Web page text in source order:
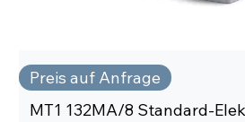
Preis auf Anfrage
MT1 132MA/8 Standard-